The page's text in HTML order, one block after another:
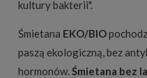
kultury bakterii".
Śmietana EKO/BIO
paszą ekologiczną, bez
hormonów. Śmietana bez